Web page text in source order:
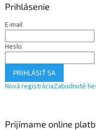
Prihlásenie
E-mail
Heslo
PRIHLÁSIŤ SA
Nová registráciaZabudnuté
Prijímame online